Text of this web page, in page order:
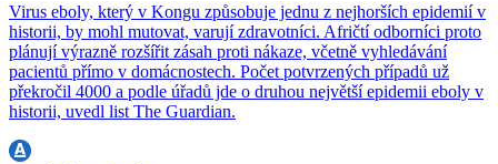
Virus eboly, který v Kongu způsobuje jednu z nejhorších epidemií v
historii, by mohl mutovat, varují zdravotníci. Afričtí odborníci proto
plánují výrazně rozšířit zásah proti nákaze, včetně vyhledávání
pacientů přímo v domácnostech. Počet potvrzených případů už
překročil 4000 a podle úřadů jde o druhou největší epidemii eboly v
historii, uvedl list The Guardian.